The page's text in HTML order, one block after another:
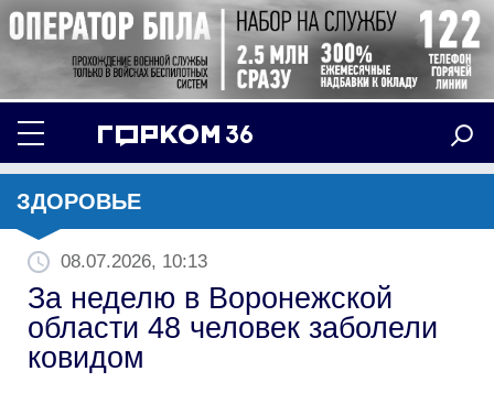
ЗДОРОВЬЕ
08.07.2026, 10:13
За неделю в Воронежской
области 48 человек заболели
ковидом